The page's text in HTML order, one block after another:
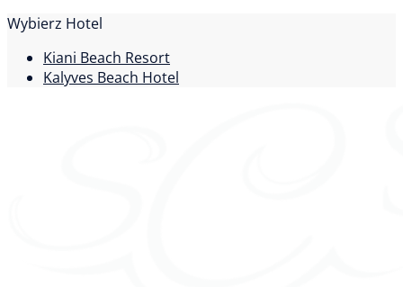
Wybierz Hotel
Kiani Beach Resort
Kalyves Beach Hotel